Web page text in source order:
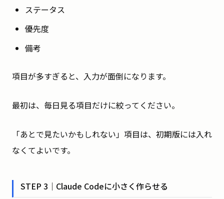
ステータス
優先度
備考
項目が多すぎると、入力が面倒になります。
最初は、毎日見る項目だけに絞ってください。
「あとで見たいかもしれない」項目は、初期版には入れ
なくてよいです。
STEP 3｜Claude Codeに小さく作らせる